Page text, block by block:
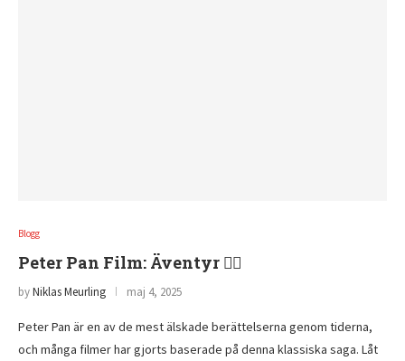
Blogg
Peter Pan Film: Äventyr 🧚‍♂️
byNiklas Meurling maj 4, 2025
Peter Pan är en av de mest älskade berättelserna genom tiderna,
och många filmer har gjorts baserade på denna klassiska saga. Låt